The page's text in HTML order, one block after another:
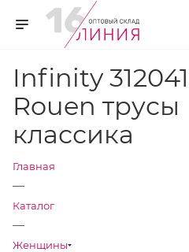
Infinity
Rouen трусы
классика
Главная
—
Каталог
—
Женщины